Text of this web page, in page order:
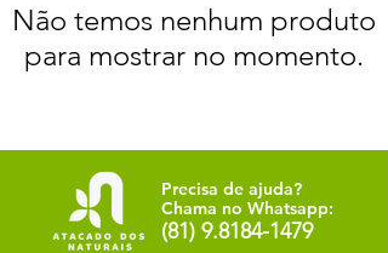
Não temos nenhum produto
para mostrar no momento.
Precisa de ajuda?
Chama no Whatsapp:
(81) 9.8184-1479